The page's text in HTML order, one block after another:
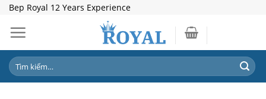
Skip
content
Bep Royal 12 Years Experience
Tìm
kiếm: